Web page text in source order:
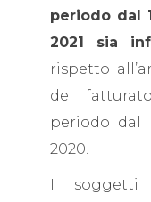
periodo dal
2021 sia
rispetto
del
periodo dal
2020.
I